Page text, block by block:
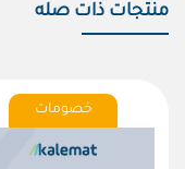
منتجات ذات صله
خصومات